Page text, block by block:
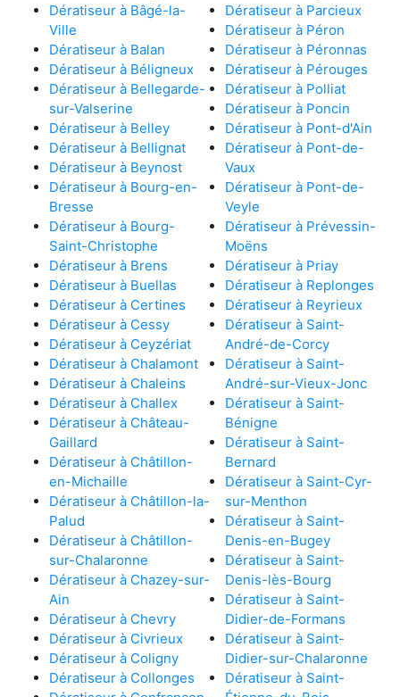
Dératiseur à Bâgé-la-
Ville
Dératiseur à Balan
Dératiseur à Béligneux
Dératiseur à Bellegarde-
sur-Valserine
Dératiseur à Belley
Dératiseur à Bellignat
Dératiseur à Beynost
Dératiseur à Bourg-en-
Bresse
Dératiseur à Bourg-
Saint-Christophe
Dératiseur à Brens
Dératiseur à Buellas
Dératiseur à Certines
Dératiseur à Cessy
Dératiseur à Ceyzériat
Dératiseur à Chalamont
Dératiseur à Chaleins
Dératiseur à Challex
Dératiseur à Château-
Gaillard
Dératiseur à Châtillon-
en-Michaille
Dératiseur à Châtillon-la-
Palud
Dératiseur à Châtillon-
sur-Chalaronne
Dératiseur à Chazey-sur-
Ain
Dératiseur à Chevry
Dératiseur à Civrieux
Dératiseur à Coligny
Dératiseur à Collonges
Dératiseur à Parcieux
Dératiseur à Péron
Dératiseur à Péronnas
Dératiseur à Pérouges
Dératiseur à Polliat
Dératiseur à Poncin
Dératiseur à Pont-d'Ain
Dératiseur à Pont-de-
Vaux
Dératiseur à Pont-de-
Veyle
Dératiseur à Prévessin-
Moëns
Dératiseur à Priay
Dératiseur à Replonges
Dératiseur à Reyrieux
Dératiseur à Saint-
André-de-Corcy
Dératiseur à Saint-
André-sur-Vieux-Jonc
Dératiseur à Saint-
Bénigne
Dératiseur à Saint-
Bernard
Dératiseur à Saint-Cyr-
sur-Menthon
Dératiseur à Saint-
Denis-en-Bugey
Dératiseur à Saint-
Denis-lès-Bourg
Dératiseur à Saint-
Didier-de-Formans
Dératiseur à Saint-
Didier-sur-Chalaronne
Dératiseur à Saint-